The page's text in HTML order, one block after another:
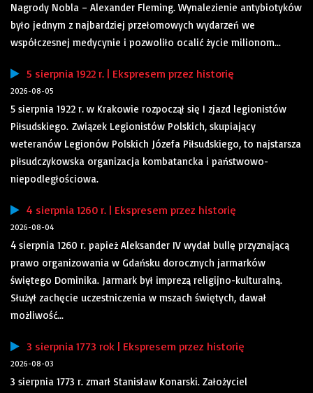
Nagrody Nobla – Alexander Fleming. Wynalezienie antybiotyków
było jednym z najbardziej przełomowych wydarzeń we
współczesnej medycynie i pozwoliło ocalić życie milionom...
5 sierpnia 1922 r. | Ekspresem przez historię
2026-08-05
5 sierpnia 1922 r. w Krakowie rozpoczął się I zjazd legionistów
Piłsudskiego. Związek Legionistów Polskich, skupiający
weteranów Legionów Polskich Józefa Piłsudskiego, to najstarsza
piłsudczykowska organizacja kombatancka i państwowo-
niepodległościowa.
4 sierpnia 1260 r. | Ekspresem przez historię
2026-08-04
4 sierpnia 1260 r. papież Aleksander IV wydał bullę przyznającą
prawo organizowania w Gdańsku dorocznych jarmarków
świętego Dominika. Jarmark był imprezą religijno-kulturalną.
Służył zachęcie uczestniczenia w mszach świętych, dawał
możliwość...
3 sierpnia 1773 rok | Ekspresem przez historię
2026-08-03
3 sierpnia 1773 r. zmarł Stanisław Konarski. Założyciel